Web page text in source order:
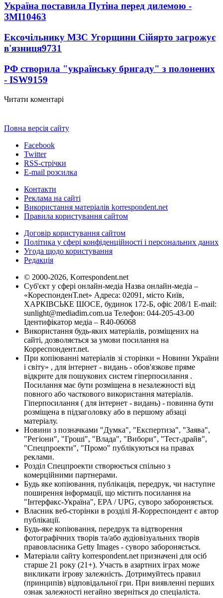
Україна поставила Путіна перед дилемою -
ЗМІ10463
Ексочільнику МЗС Угорщини Сійярто загрожує
в'язниця9731
РФ створила "українську бригаду" з полонених
- ISW9159
Читати коментарі
Повна версія сайту
Facebook
Twitter
RSS-стрічки
E-mail розсилка
Контакти
Реклама на сайті
Використання матеріалів korrespondent.net
Правила користування сайтом
Договір користування сайтом
Політика у сфері конфіденційності і персональних даних
Угода щодо користування
Редакція
© 2000-2026, Korrespondent.net
Суб'єкт у сфері онлайн-медіа Назва онлайн-медіа –
«КореспонденТ.net» Адреса: 02091, місто Київ,
ХАРКІВСЬКЕ ШОСЕ, будинок 172-Б, офіс 208/1 E-mail:
sunlight@mediadim.com.ua Телефон: 044-205-43-00
Ідентифікатор медіа – R40-06068
Використання будь-яких матеріалів, розміщених на
сайті, дозволяється за умови посилання на
Корреспондент.net.
При копіюванні матеріалів зі сторінки « Новини України
і світу» , для інтернет - видань - обов'язкове пряме
відкрите для пошукових систем гіперпосилання .
Посилання має бути розміщена в незалежності від
повного або часткового використання матеріалів.
Гіперпосилання ( для інтернет - видань) - повинна бути
розміщена в підзаголовку або в першому абзаці
матеріалу.
Новини з позначками "Думка", "Експертиза", "Заява",
"Регіони", "Гроші", "Влада", "Вибори", "Тест-драйв",
"Спецпроекти", "Промо" публікуються на правах
реклами.
Розділ Спецпроекти створюється спільно з
комерційними партнерами.
Будь яке копіювання, публікація, передрук, чи наступне
поширення інформації, що містить посилання на
"Інтерфакс-Україна", EPA / UPG, суворо забороняється.
Власник веб-сторінки в розділі Я-Корреспондент є автор
публікації.
Будь-яке копіювання, передрук та відтворення
фотографічних творів та/або аудіовізуальних творів
правовласника Getty Images - суворо забороняється.
Матеріали сайту korrespondent.net призначені для осіб
старше 21 року (21+). Участь в азартних іграх може
викликати ігрову залежність. Дотримуйтесь правил
(принципів) відповідальної гри. При виявленні перших
ознак залежності негайно зверніться до спеціаліста.